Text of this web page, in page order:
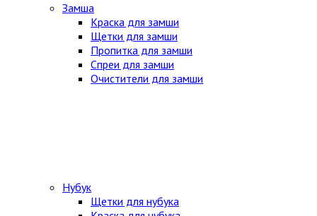
Замша
Краска для замши
Щетки для замши
Пропитка для замши
Спреи для замши
Очистители для замши
Нубук
Щетки для нубука